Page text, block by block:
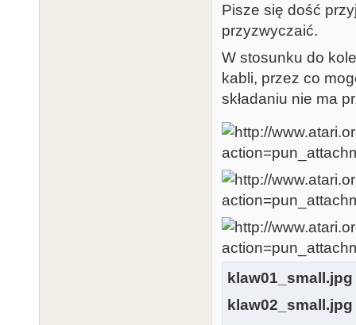
Pisze się dość
przyzwyczaić.
W stosunku do
kabli, przez co
składaniu nie ma
klaw01_small.jpg
klaw02_small.jpg